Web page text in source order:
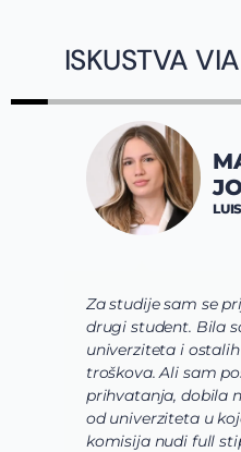
ISKUSTVA
Za studije sam se
drugi student. Bila
univerziteta i
troškova. Ali sam
prihvatanja, dobila
od univerziteta u
komisija nudi full